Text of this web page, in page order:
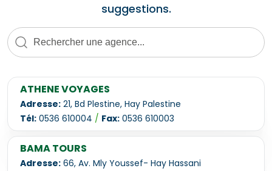
suggestions.
ATHENE VOYAGES
Adresse: 21, Bd Plestine, Hay Palestine
Tél: 0536 610004 / Fax: 0536 610003
BAMA TOURS
Adresse: 66, Av. Mly Youssef- Hay Hassani